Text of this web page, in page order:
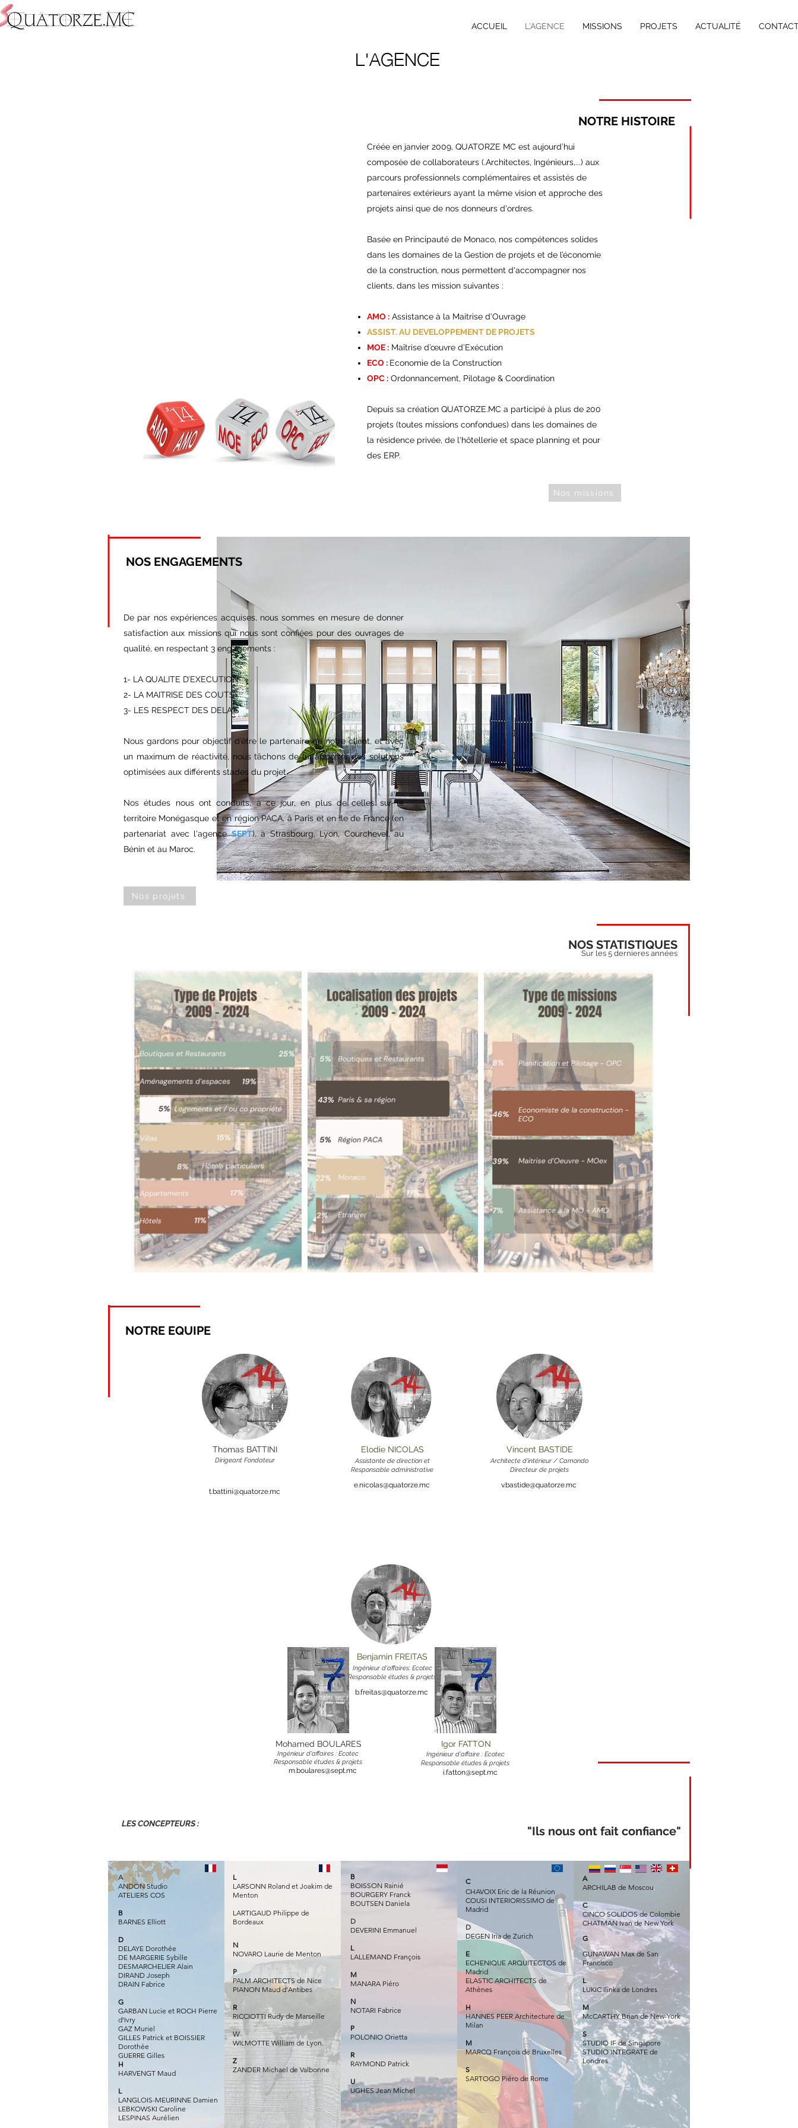
ACCUEIL L'AGENCE MISSIONS PROJETS ACTUALITÉ
L'AGENCE
NOTRE HISTOIRE
Créée en janvier 2009, QUATORZE MC est aujourd’hui
composée de collaborateurs (.Architectes, Ingénieurs,...) aux
parcours professionnels complémentaires et assistés de
partenaires extérieurs ayant la même vision et approche des
projets ainsi que de nos donneurs d'ordres.
Basée en Principauté de Monaco, nos compétences solides
dans les domaines de la Gestion de projets et de l’économie
de la construction, nous permettent d'accompagner nos
clients, dans les mission suivantes :
AMO : Assistance à la Maitrise d’Ouvrage
ASSIST. AU DEVELOPPEMENT DE PROJETS
MOE : Maîtrise d’œuvre d’Exécution
ECO : Economie de la Construction
OPC : Ordonnancement, Pilotage & Coordination
Depuis sa création QUATORZE.MC a participé à plus de 200
projets (toutes missions confondues) dans les domaines de
la résidence privée, de l'hôtellerie et space planning et pour
des ERP.
Nos missions
De par nos expériences acquises, nous sommes en mesure de donner
satisfaction aux missions qui nous sont confiées pour des ouvrages de
qualité, en respectant 3 engagements :
1- LA QUALITE D’EXECUTION
2- LA MAITRISE DES COUTS
3- LES RESPECT DES DELAIS
Nous gardons pour objectif d’être le partenaire de notre client, et avec
un maximum de réactivité, nous tâchons de lui apporter des solutions
optimisées aux différents stades du projet.
Nos études nous ont conduits, à ce jour, en plus de celles sur le
territoire Monégasque et en région PACA, à Paris et en Ile de France (en
partenariat avec l'agenceSEPT), à Strasbourg, Lyon, Courchevel, au
Bénin et au Maroc.
NOS ENGAGEMENTS
Nos projets
NOS STATISTIQUES
NOTRE EQUIPE
Thomas BATTINI
Dirigeant Fondateur
t.battini@quatorze.mc
Elodie NICOLAS
Assistante de direction et
Responsable administrative
e.nicolas@quatorze.mc
Vincent BASTIDE
Architecte d'intérieur / Camondo
Directeur de projets
v.bastide@quatorze.mc
Benjamin FREITAS
Ingénieur d'affaires: Ecotec
Responsable études & projets
b.freitas@quatorze.mc
Sur les 5 dernieres années
LES CONCEPTEURS :
"Ils nous ont fait confiance"
A
ANDON Studio
ATELIERS COS
B
BARNES Elliott
D
DELAYE Dorothée
DE MARGERIE Sybille
DESMARCHELIER Alain
DIRAND Joseph
DRAIN Fabrice
G
GARBAN Lucie et ROCH Pierre
d'Ivry
GAZ Muriel
GILLES Patrick et BOISSIER
Dorothée
GUERRE Gilles​
H
HARVENGT Maud
L
LANGLOIS-MEURINNE Damien
LEBKOWSKI Caroline
LESPINAS Aurélien
L
LARSONN Roland et Joakim de
Menton
LARTIGAUD Philippe de
Bordeaux
N
NOVARO Laurie de Menton
P
PALM ARCHITECTS de Nice
PIANON Maud d'Antibes
R
RICCIOTTI Rudy de Marseille
W
WILMOTTE William de Lyon
Z
ZANDER Michael de Valbonne
B
BOISSON Rainié
BOURGERY Franck
BOUTSEN Daniela
D
DEVERINI Emmanuel
L
LALLEMAND François
M
MANARA Piéro
N
NOTARI Fabrice
P
POLONIO Orietta
R
RAYMOND Patrick
U
UGHES Jean Michel
C
CHAVOIX Eric de la Réunion
COUSI INTERIORISSIMO de
Madrid
D
DEGEN Iria de Zurich
E
ECHENIQUE ARQUITECTOS de
Madrid
ELASTIC ARCHITECTS de
Athènes
H
HANNES PEER Architecture de
Milan
M
MARCQ François de Bruxelles
S
SARTOGO Piéro de Rome
A
ARCHILAB de Moscou
C
CINCO SOLIDOS de Colombie
CHATMAN Ivan de New York
G
GUNAWAN Max de San
Francisco
L
LUKIC Ilinka de Londres
M
McCARTHY Brian de New-York
S
STUDIO IF de Singapore
STUDIO INTEGRATE de
Londres
Mohamed BOULARES
Ingénieur d'affaires : Ecotec
Responsable études & projets
m.boulares@sept.mc
Igor FATTON
Ingénieur d'affaire : Ecotec
Responsable études & projets
i.fatton@sept.mc